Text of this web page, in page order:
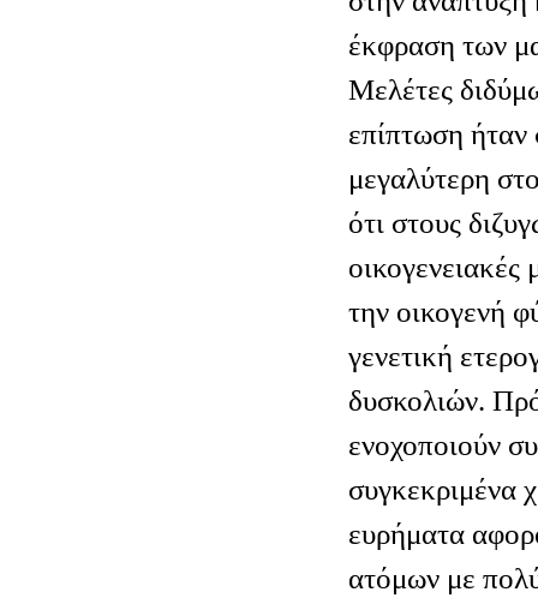
έκφραση των
Μελέτες
επίπτωση ήταν
μεγαλύτερη
ότι στους
οικογενειακές
την οικογενή
γενετική
δυσκολιών.
ενοχοποιούν
συγκεκριμένα
ευρήματα
ατόμων με